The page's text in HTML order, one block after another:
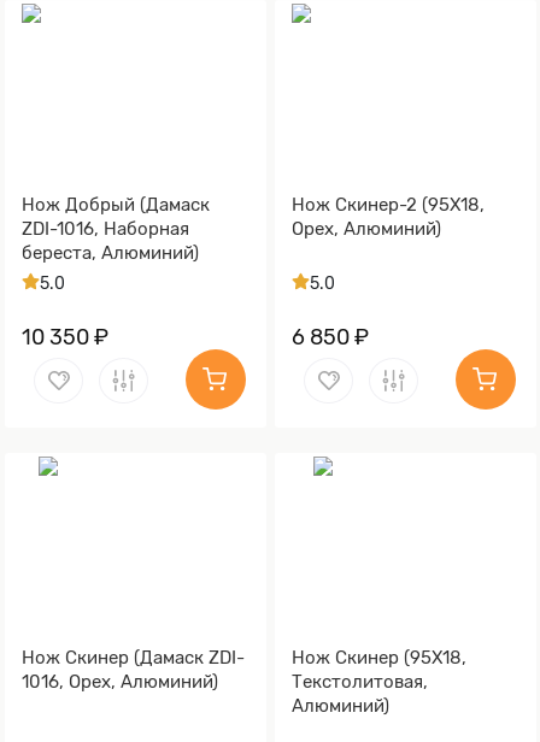
Нож Добрый (Дамаск
ZDI-1016, Наборная
береста, Алюминий)
5.0
10 350 ₽
Нож Скинер-2 (95Х18,
Орех, Алюминий)
5.0
6 850 ₽
Нож Скинер (Дамаск ZDI-
1016, Орех, Алюминий)
Нож Скинер (95Х18,
Текстолитовая,
Алюминий)